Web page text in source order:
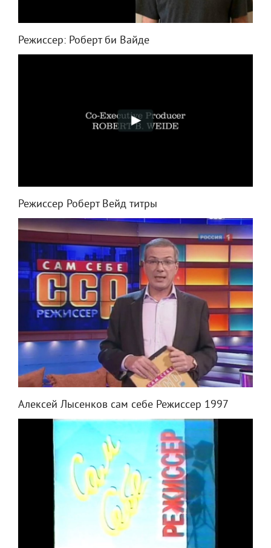
Режиссер: Роберт би Вайде
Режиссер Роберт Вейд титры
Алексей Лысенков сам себе Режиссер 1997